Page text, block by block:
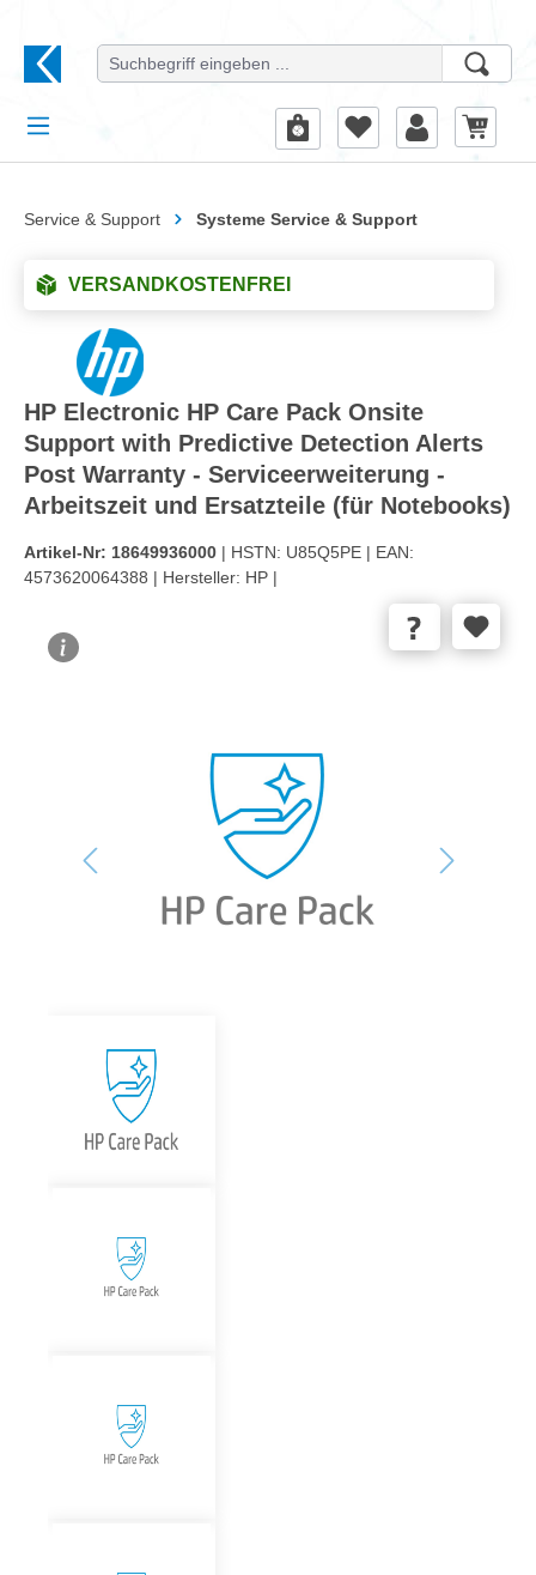
Service & Support Systeme Service & Support
VERSANDKOSTENFREI
HP Electronic HP Care Pack Onsite
Support with Predictive Detection Alerts
Post Warranty - Serviceerweiterung -
Arbeitszeit und Ersatzteile (für Notebooks)
Artikel-Nr: 18649936000 | HSTN: U85Q5PE | EAN:
4573620064388 | Hersteller: HP |